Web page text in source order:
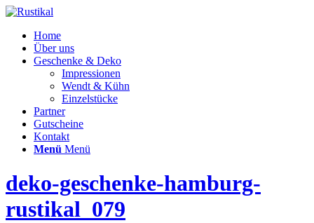
Home
Über uns
Geschenke & Deko
Impressionen
Wendt & Kühn
Einzelstücke
Partner
Gutscheine
Kontakt
Menü Menü
deko-geschenke-hamburg-
rustikal_079